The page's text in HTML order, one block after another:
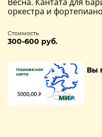
оркестра и фортепиано
Стоимость
300-600 руб.
Вы